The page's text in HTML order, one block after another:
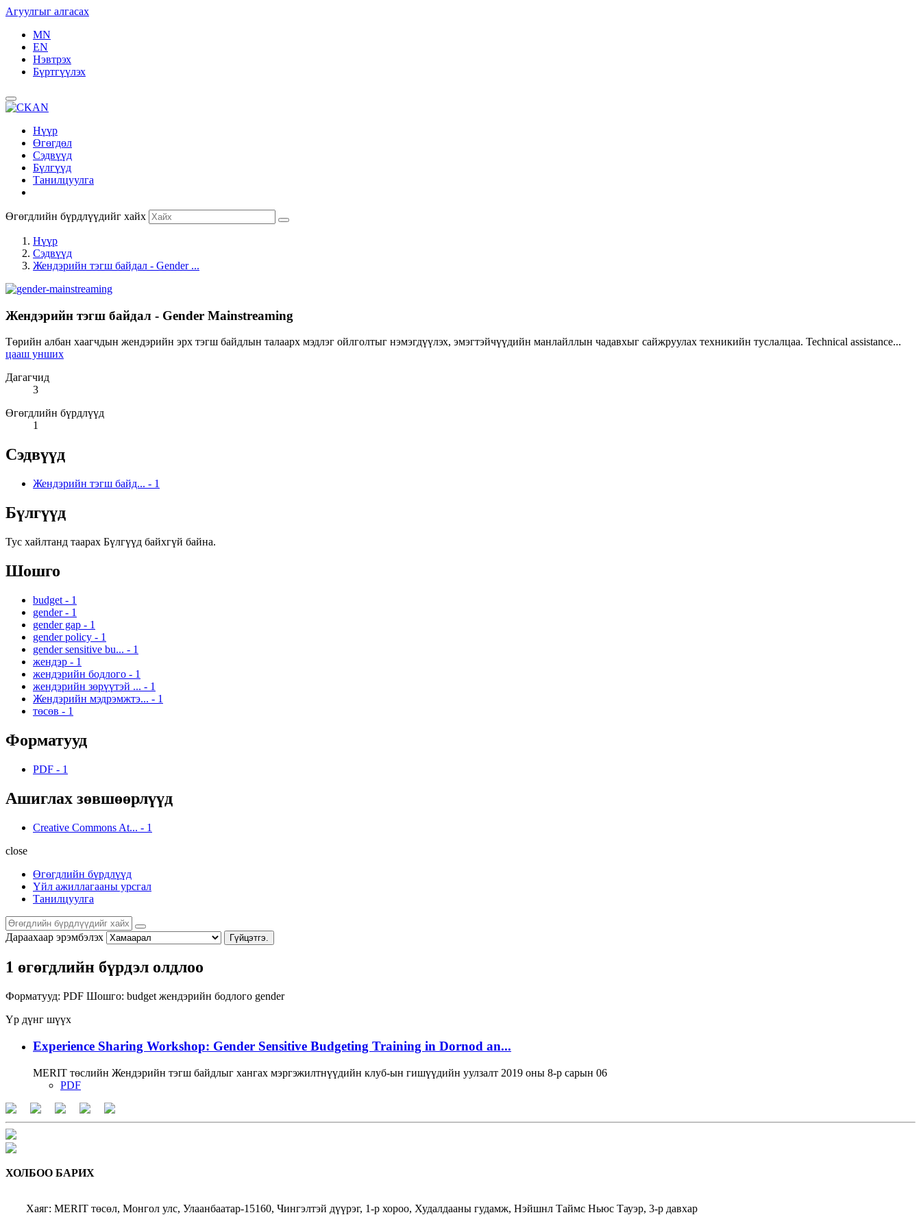
Агуулгыг алгасах
MN
EN
Нэвтрэх
Бүртгүүлэх
Нүүр
Өгөгдөл
Сэдвүүд
Бүлгүүд
Танилцуулга
Өгөгдлийн бүрдлүүдийг хайх
Нүүр
Сэдвүүд
Жендэрийн тэгш байдал - Gender ...
Жендэрийн тэгш байдал - Gender Mainstreaming
Төрийн албан хаагчдын жендэрийн эрх тэгш байдлын талаарх мэдлэг ойлголтыг нэмэгдүүлэх, эмэгтэйчүүдийн манлайллын чадавхыг сайжруулах техникийн туслалцаа. Technical assistance...
цааш унших
Дагагчид
3
Өгөгдлийн бүрдлүүд
1
Сэдвүүд
Жендэрийн тэгш байд... - 1
Бүлгүүд
Тус хайлтанд таарах Бүлгүүд байхгүй байна.
Шошго
budget - 1
gender - 1
gender gap - 1
gender policy - 1
gender sensitive bu... - 1
жендэр - 1
жендэрийн бодлого - 1
жендэрийн зөрүүтэй ... - 1
Жендэрийн мэдрэмжтэ... - 1
төсөв - 1
Форматууд
PDF - 1
Ашиглах зөвшөөрлүүд
Creative Commons At... - 1
close
Өгөгдлийн бүрдлүүд
Үйл ажиллагааны урсгал
Танилцуулга
Дараахаар эрэмбэлэх Гүйцэтгэ.
1 өгөгдлийн бүрдэл олдлоо
Форматууд: PDF Шошго: budget жендэрийн бодлого gender
Үр дүнг шүүх
Experience Sharing Workshop: Gender Sensitive Budgeting Training in Dornod an...
MERIT төслийн Жендэрийн тэгш байдлыг хангах мэргэжилтнүүдийн клуб-ын гишүүдийн уулзалт 2019 оны 8-р сарын 06
PDF
ХОЛБОО БАРИХ
Хаяг: MERIT төсөл, Монгол улс, Улаанбаатар-15160, Чингэлтэй дүүрэг, 1-р хороо, Худалдааны гудамж, Нэйшнл Таймс Ньюс Тауэр, 3-р давхар